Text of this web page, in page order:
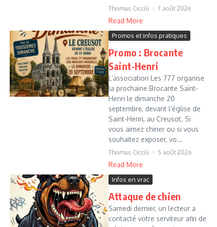
Thomas Cicciù 7 août 2026
Read More
Promos et infos pratiques
Promo : Brocante
Saint-Henri
L’association Les 777 organise
la prochaine Brocante Saint-
Henri le dimanche 20
septembre, devant l’église de
Saint-Henri, au Creusot. Si
vous aimez chiner ou si vous
souhaitez exposer, vo...
Thomas Cicciù 5 août 2026
Read More
Infos en vrac
Attaque de chien
Samedi dernier, un lecteur a
contacté votre serviteur afin de